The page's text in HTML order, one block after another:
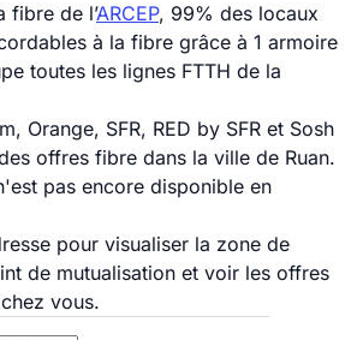
fibre de l’ARCEP, 99% des locaux
à la fibre grâce à 1 armoire
toutes les lignes FTTH de la
Orange, SFR, RED by SFR et Sosh
offres fibre dans la ville de Ruan.
pas encore disponible en
pour visualiser la zone de
de mutualisation et voir les offres
vous.